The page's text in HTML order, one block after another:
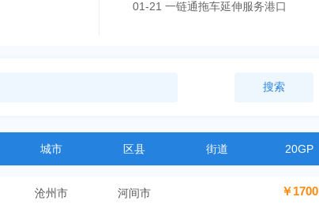
01-21 一链通拖车延伸服务港口
城市 区县 街道 20GP
沧州市 河间市 ￥1700